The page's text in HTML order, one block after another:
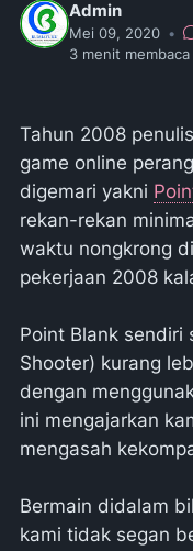
Admin
Mei 09, 2020 •
3 menit membaca
Tahun 2008
game online
digemari yakni
rekan-rekan
waktu nongkrong
pekerjaan 2008
Point Blank sendiri
Shooter) kurang
dengan
ini mengajarkan
mengasah
Bermain didalam
kami tidak segan